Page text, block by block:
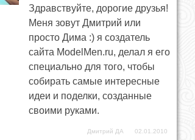
Здравствуйте, дорогие друзья!
Меня зовут Дмитрий или
просто Дима :) я создатель
сайта ModelMen.ru, делал я его
специально для того, чтобы
собирать самые интересные
идеи и поделки, созданные
своими руками.
Дмитрий ДА 02.01.2010